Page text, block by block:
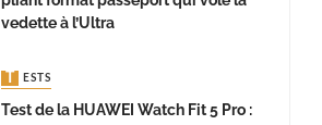
vedette à l’Ultra
TESTS
Test de la HUAWEI Watch Fit 5 Pro :